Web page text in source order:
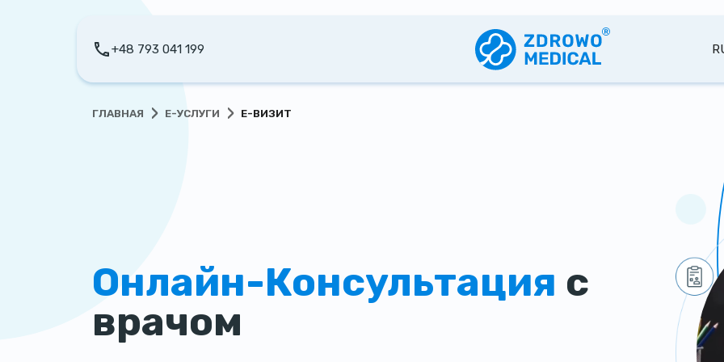
+48 793 041 199
ГЛАВНАЯ › Е-УСЛУГИ › E-ВИЗИТ
Онлайн-Консультация с
врачом